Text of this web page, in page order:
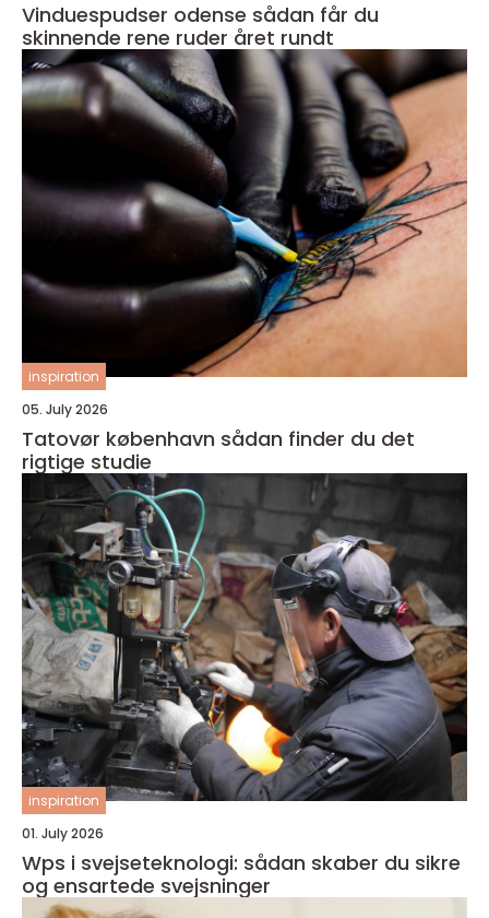
Vinduespudser odense sådan får du
skinnende rene ruder året rundt
inspiration
05. July 2026
Tatovør københavn sådan finder du det
rigtige studie
inspiration
01. July 2026
Wps i svejseteknologi: sådan skaber du sikre
og ensartede svejsninger